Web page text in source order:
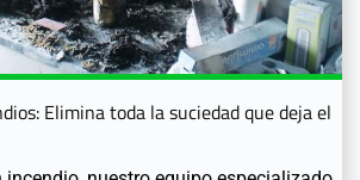
Elimina toda la suciedad que deja el